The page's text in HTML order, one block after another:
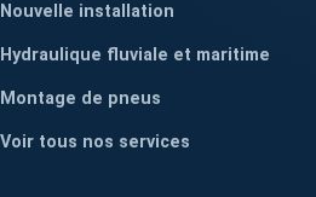
Nouvelle installation
Hydraulique fluviale et maritime
Montage de pneus
Voir tous nos services